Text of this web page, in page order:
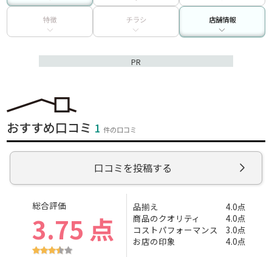
特徴 チラシ 店舗情報
PR
おすすめ口コミ 1件の口コミ
口コミを投稿する
総合評価
3.75 点
品揃え
4.0点
商品のクオリティ
4.0点
コストパフォーマンス
3.0点
お店の印象
4.0点